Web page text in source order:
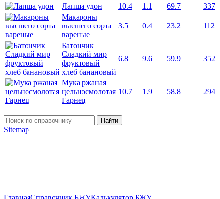
Лапша удон 10.4 1.1 69.7
337
Макароны
высшего сорта
вареные
3.5 0.4 23.2 112
Батончик
Сладкий мир
фруктовый
хлеб банановый
6.8 9.6 59.9 352
Мука ржаная
цельносмолотая
Гарнец
10.7 1.9 58.8 294
Найти
Sitemap
ГлавнаяСправочник БЖУКалькулятор БЖУ